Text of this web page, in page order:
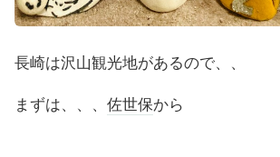
長崎は沢山観光地があるので、、
まずは、、、 佐世保から